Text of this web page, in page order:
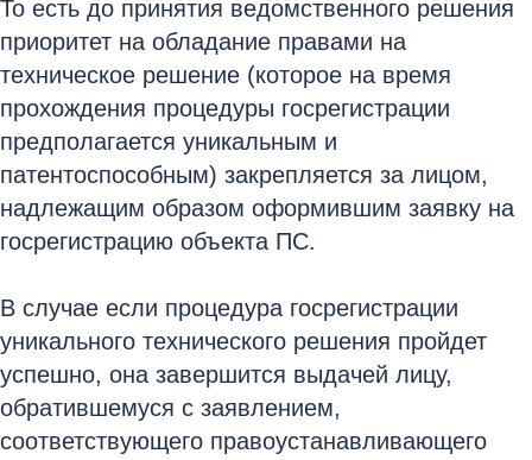
То есть до принятия ведомственного решения
приоритет на обладание правами на
техническое решение (которое на время
прохождения процедуры госрегистрации
предполагается уникальным и
патентоспособным) закрепляется за лицом,
надлежащим образом оформившим заявку на
госрегистрацию объекта ПС.
В случае если процедура госрегистрации
уникального технического решения пройдет
успешно, она завершится выдачей лицу,
обратившемуся с заявлением,
соответствующего правоустанавливающего